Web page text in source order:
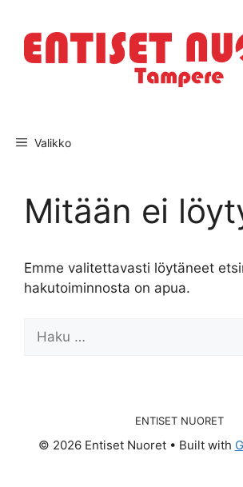
sisältöön
Valikko
Mitään ei
Emme valitettavasti löytäneet
hakutoiminnosta on apua.
Haku:
ENTISET NUORET
© 2026 Entiset Nuoret• Built with